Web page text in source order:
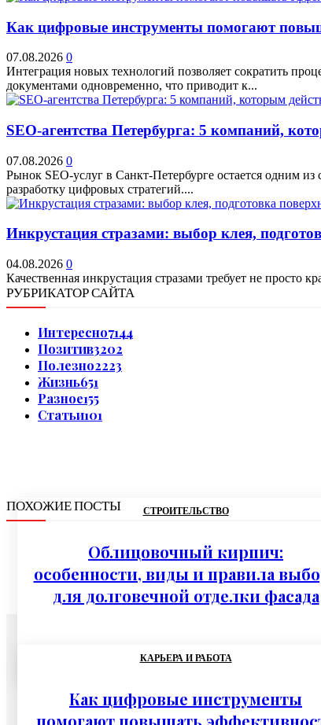
Как цифровые инструменты помогают
07.08.2026 0
Интеграция новых технологий позволяет сократить
документами одновременно, что приводит к...
SEO-агентства Петербурга: 5 компаний,
07.08.2026 0
Рынок SEO-услуг в Санкт-Петербурге остается одним
разработку цифровых стратегий....
Инкрустация стразами: выбор клея,
04.08.2026 0
Качественная инкрустация стразами требует не просто
РУБРИКАТОР САЙТА
Интересно7144
Позитив3202
Полезно2223
Жизнь651
Разное155
Статьи101
ПОХОЖИЕ ПОСТЫ СТРОИТЕЛЬСТВО
Облицовочный кирпич:
особенности, виды и правила
для долговечной отделки фасада
07.08.2026
КАРЬЕРА И РАБОТА
Как цифровые инструменты